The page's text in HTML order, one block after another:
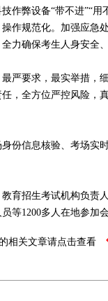
作弊设备“带不进”“用
作规范化。加强应急
力确保考生人身安全
要求，最实举措，
，全方位严控风险，
信息核验、考场实
招生考试机构负责
等1200多人在地参加
相关文章请点击查看